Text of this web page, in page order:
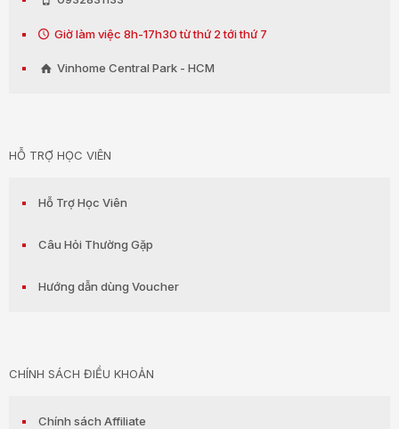
Giờ làm việc 8h-17h30 từ thứ 2 tới thứ 7
Vinhome Central Park - HCM
HỖ TRỢ HỌC VIÊN
Hỗ Trợ Học Viên
Câu Hỏi Thường Gặp
Hướng dẫn dùng Voucher
CHÍNH SÁCH ĐIỀU KHOẢN
Chính sách Affiliate